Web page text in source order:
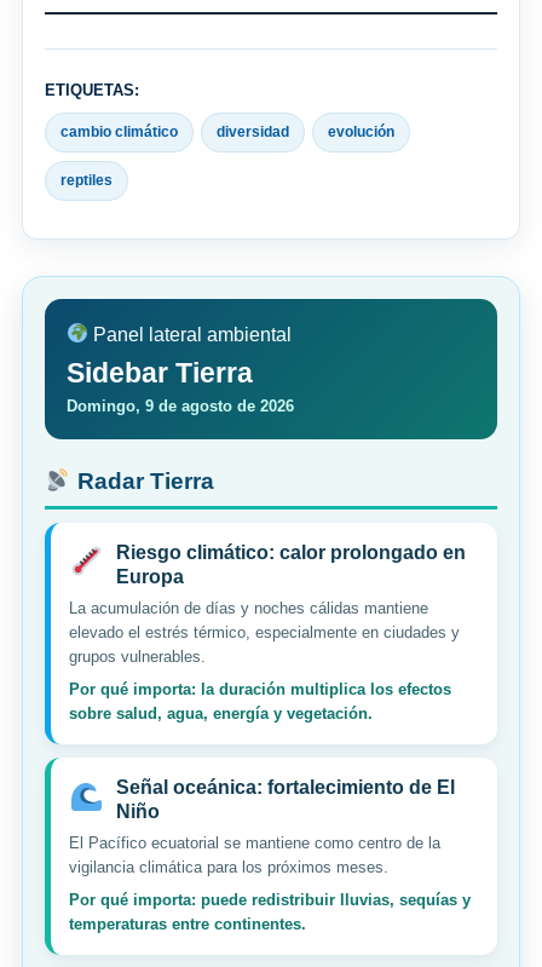
ETIQUETAS:
cambio climático diversidad evolución
reptiles
Panel lateral ambiental
Sidebar Tierra
Domingo, 9 de agosto de 2026
Radar Tierra
Riesgo climático: calor prolongado en
Europa
La acumulación de días y noches cálidas mantiene
elevado el estrés térmico, especialmente en ciudades y
grupos vulnerables.
Por qué importa: la duración multiplica los efectos
sobre salud, agua, energía y vegetación.
Señal oceánica: fortalecimiento de El
Niño
El Pacífico ecuatorial se mantiene como centro de la
vigilancia climática para los próximos meses.
Por qué importa: puede redistribuir lluvias, sequías y
temperaturas entre continentes.